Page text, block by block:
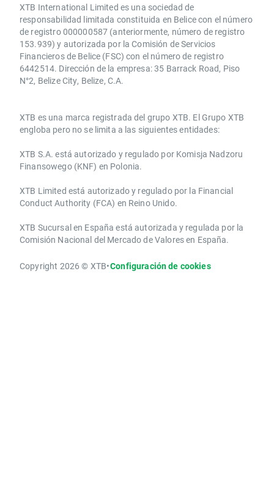
XTB International Limited es una sociedad de
responsabilidad limitada constituida en Belice con el número
de registro 000000587 (anteriormente, número de registro
153.939) y autorizada por la Comisión de Servicios
Financieros de Belice (FSC) con el número de registro
6442514. Dirección de la empresa: 35 Barrack Road, Piso
N°2, Belize City, Belize, C.A.
​​XTB es una marca registrada del grupo XTB. El Grupo XTB
engloba pero no se limita a las siguientes entidades:
XTB S.A.​ está autorizado y regulado por Komisja Nadzoru
Finansowego (KNF) ​en Polonia.
XTB Limited ​está autorizado y regulado por la ​Financial
Conduct Authority ​(FCA) en ​​Reino Unido.
XTB Sucursal en España está autorizada y regulada por la
Comisión Nacional del Mercado de Valores en España.
Copyright 2026 © XTB•Configuración de cookies